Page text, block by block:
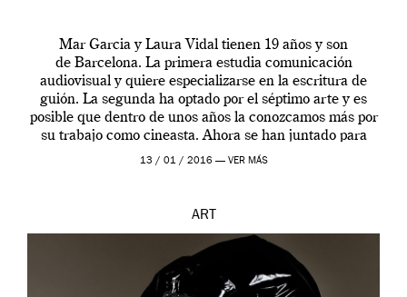
Mar Garcia y Laura Vidal tienen 19 años y son
de Barcelona. La primera estudia comunicación
audiovisual y quiere especializarse en la escritura de
guión. La segunda ha optado por el séptimo arte y es
posible que dentro de unos años la conozcamos más por
su trabajo como cineasta. Ahora se han juntado para
contarnos una […]
13 / 01 / 2016 — VER MÁS
ART